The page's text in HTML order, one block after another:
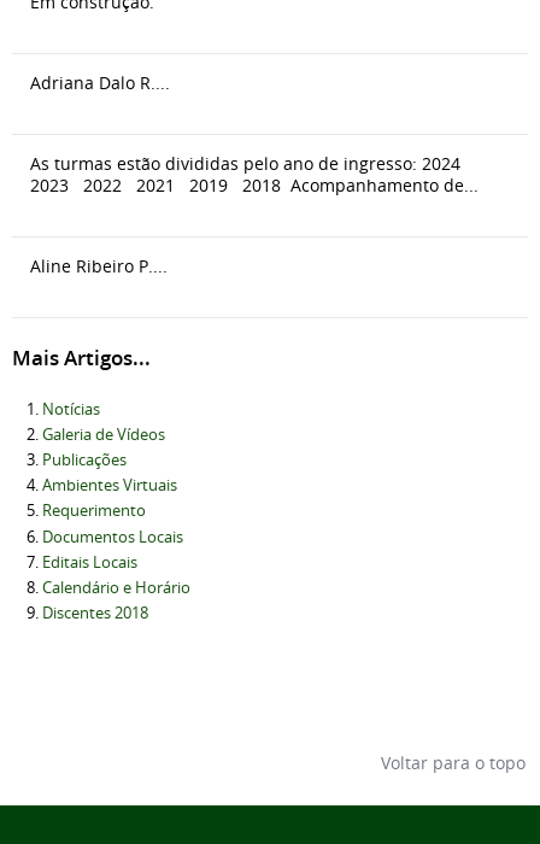
Adriana Dalo R....
As turmas estão divididas pelo ano de ingresso: 2024
2023 2022 2021 2019 2018 Acompanhamento de...
Aline Ribeiro P....
Mais Artigos...
Notícias
Galeria de Vídeos
Publicações
Ambientes Virtuais
Requerimento
Documentos Locais
Editais Locais
Calendário e Horário
Discentes 2018
Voltar para o topo